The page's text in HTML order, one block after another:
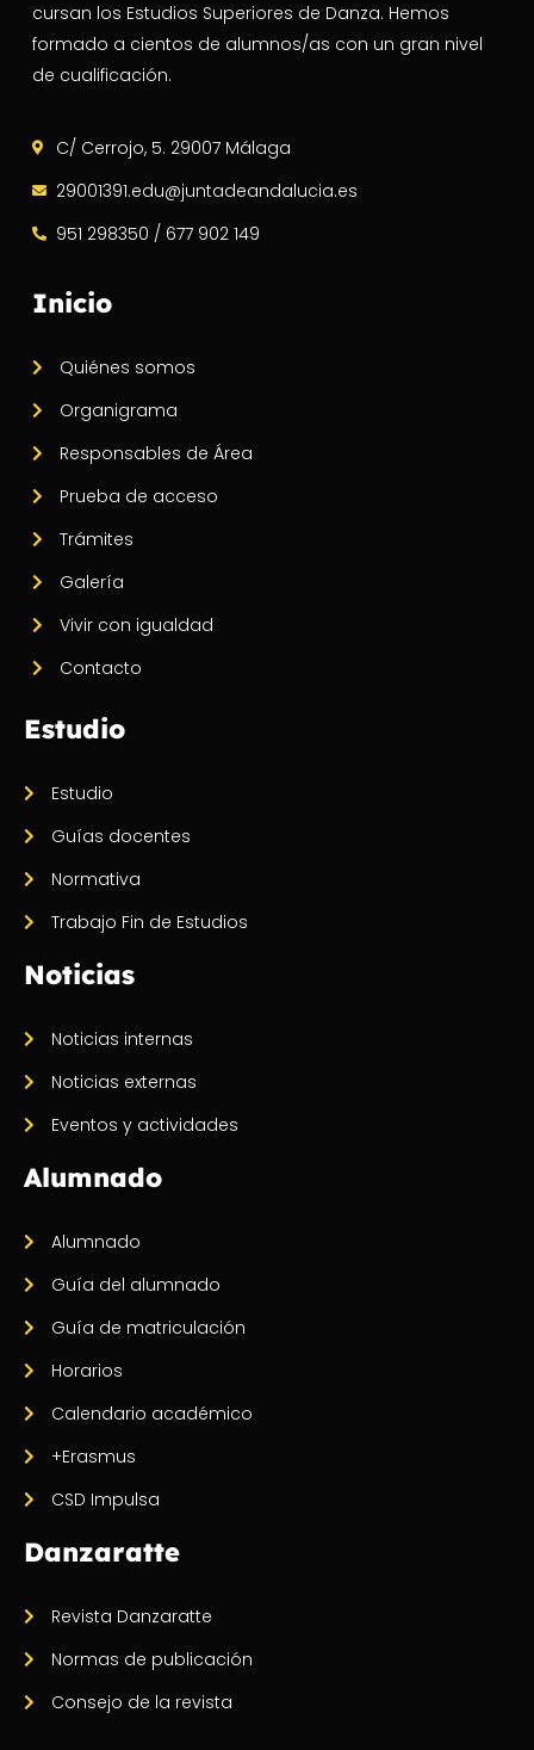
cursan los Estudios Superiores de Danza. Hemos
formado a cientos de alumnos/as con un gran nivel
de cualificación.
C/ Cerrojo, 5. 29007 Málaga
29001391.edu@juntadeandalucia.es
951 298350 / 677 902 149
Inicio
Quiénes somos
Organigrama
Responsables de Área
Prueba de acceso
Trámites
Galería
Vivir con igualdad
Contacto
Estudio
Estudio
Guías docentes
Normativa
Trabajo Fin de Estudios
Noticias
Noticias internas
Noticias externas
Eventos y actividades
Alumnado
Alumnado
Guía del alumnado
Guía de matriculación
Horarios
Calendario académico
+Erasmus
CSD Impulsa
Danzaratte
Revista Danzaratte
Normas de publicación
Consejo de la revista